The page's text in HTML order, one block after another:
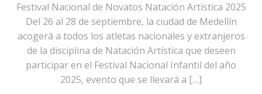
Festival Nacional de Novatos Natación Artística 2025
Del 26 al 28 de septiembre, la ciudad de Medellín
acogerá a todos los atletas nacionales y extranjeros
de la disciplina de Natación Artística que deseen
participar en el Festival Nacional Infantil del año
2025, evento que se llevará a […]